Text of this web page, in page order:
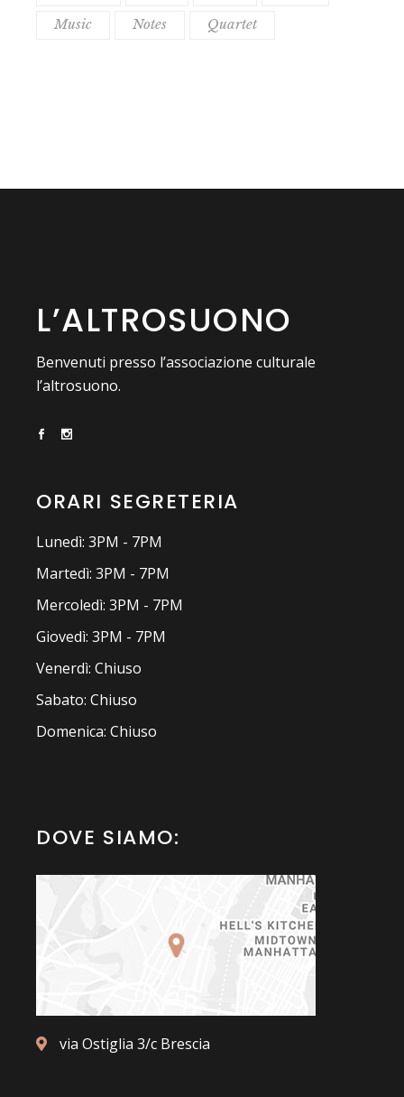
Music
Notes Quartet
L’ALTROSUONO
Benvenuti presso l’associazione culturale
l’altrosuono.
ORARI SEGRETERIA
Lunedì: 3PM - 7PM
Martedì: 3PM - 7PM
Mercoledì: 3PM - 7PM
Giovedì: 3PM - 7PM
Venerdì: Chiuso
Sabato: Chiuso
Domenica: Chiuso
DOVE SIAMO:
via Ostiglia 3/c Brescia